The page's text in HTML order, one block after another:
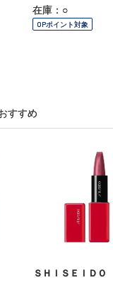
在庫：○
OPポイント対象
すすめ
ＳＨＩＳＥＩＤＯ